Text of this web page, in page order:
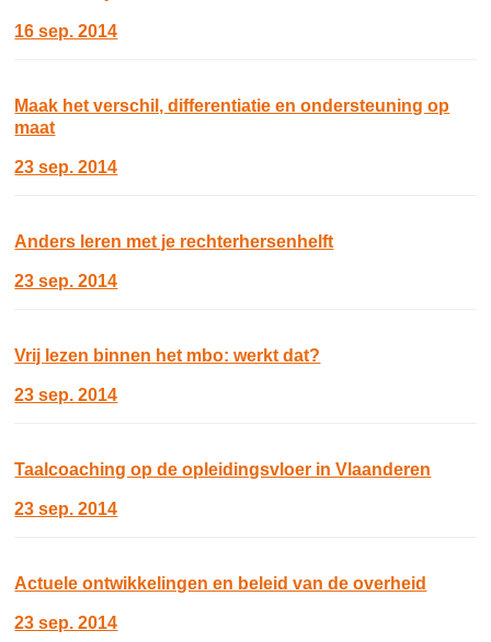
16 sep. 2014
Maak het verschil, differentiatie en ondersteuning op
maat
23 sep. 2014
Anders leren met je rechterhersenhelft
23 sep. 2014
Vrij lezen binnen het mbo: werkt dat?
23 sep. 2014
Taalcoaching op de opleidingsvloer in Vlaanderen
23 sep. 2014
Actuele ontwikkelingen en beleid van de overheid
23 sep. 2014